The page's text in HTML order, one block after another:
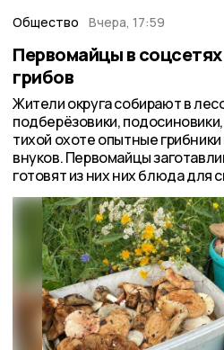
Общество Вчера, 17:59
Первомайцы в
грибов
Жители округа собирают в
подберёзовики,
тихой охоте опытные
внуков. Первомайцы
готовят из них них блюда для